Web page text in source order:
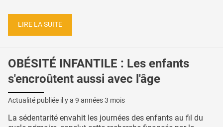
LIRE LA SUITE
OBÉSITÉ INFANTILE : Les enfants
s'encroûtent aussi avec l'âge
Actualité publiée il y a 9 années 3 mois
La sédentarité envahit les journées des enfants au fil du